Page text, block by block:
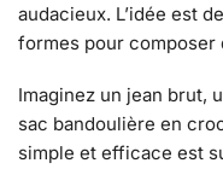
audacieux. L’idée est
formes pour composer
Imaginez un jean brut,
sac bandoulière en
simple et efficace est